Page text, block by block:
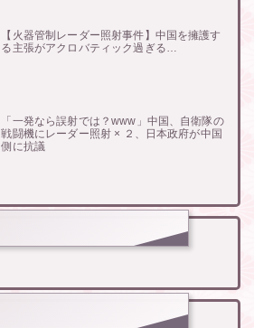
【火器管制レーダー照射事件】中国を擁護す
る主張がアクロバティック過ぎる…
「一発なら誤射では？www」中国、自衛隊の
戦闘機にレーダー照射 × ２、日本政府が中国
側に抗議